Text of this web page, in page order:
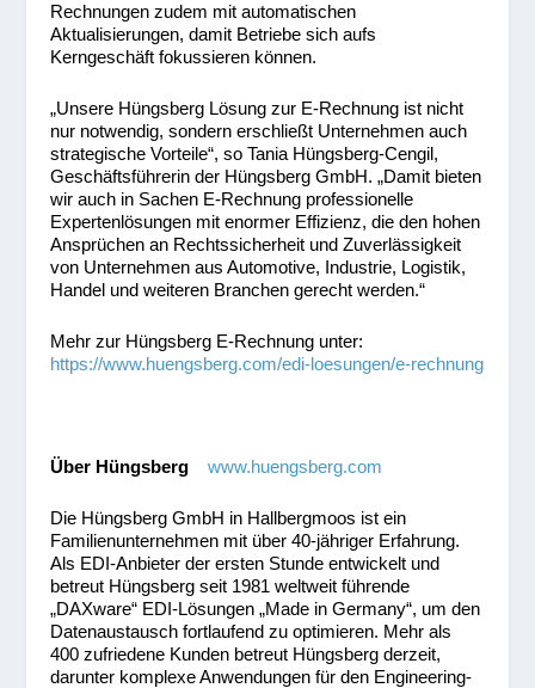
Rechnungen zudem mit automatischen
Aktualisierungen, damit Betriebe sich aufs
Kerngeschäft fokussieren können.
„Unsere Hüngsberg Lösung zur E-Rechnung ist nicht
nur notwendig, sondern erschließt Unternehmen auch
strategische Vorteile“, so Tania Hüngsberg-Cengil,
Geschäftsführerin der Hüngsberg GmbH. „Damit bieten
wir auch in Sachen E-Rechnung professionelle
Expertenlösungen mit enormer Effizienz, die den hohen
Ansprüchen an Rechtssicherheit und Zuverlässigkeit
von Unternehmen aus Automotive, Industrie, Logistik,
Handel und weiteren Branchen gerecht werden.“
Mehr zur Hüngsberg E-Rechnung unter:
https://www.huengsberg.com/edi-loesungen/e-rechnung
Über Hüngsbergwww.huengsberg.com
Die Hüngsberg GmbH in Hallbergmoos ist ein
Familienunternehmen mit über 40-jähriger Erfahrung.
Als EDI-Anbieter der ersten Stunde entwickelt und
betreut Hüngsberg seit 1981 weltweit führende
„DAXware“ EDI-Lösungen „Made in Germany“, um den
Datenaustausch fortlaufend zu optimieren. Mehr als
400 zufriedene Kunden betreut Hüngsberg derzeit,
darunter komplexe Anwendungen für den Engineering-